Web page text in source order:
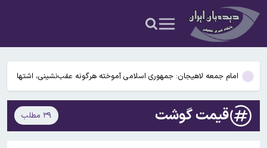
تولد»
آمریکا و اسرائیل سامانه «پیکان» را آزمایش کردند
آغاز ثبت‌نام‌ آزمون کارشناسی ارشد علوم پزشکی از فردا
امام جمعه لاهیجان: جمهوری اسلامی آموخته هرگونه عقب‌نشینی، اشتها
و جسارت دشمن را بیشتر می‌کند
رگبار و رعدوبرق در راه شمال کشور؛ تهران خنک‌تر می‌شود
فرمان اجرایی دوباره ترامپ برای محدود سازی «حق تابعیت بر اساس
قیمت گوشت ۳۹ مطلب